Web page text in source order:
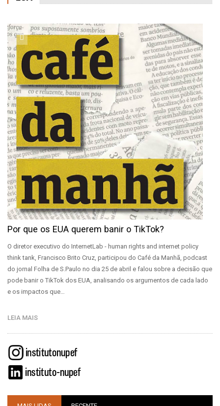
Por que os EUA querem banir o TikTok?
O diretor executivo do InternetLab - human rights and internet policy
think tank, Francisco Brito Cruz, participou do Café da Manhã, podcast
do jornal Folha de S.Paulo no dia 25 de abril e falou sobre a decisão que
pode banir o TikTok dos EUA, analisando os argumentos de cada lado
e os impactos que…
LEIA MAIS